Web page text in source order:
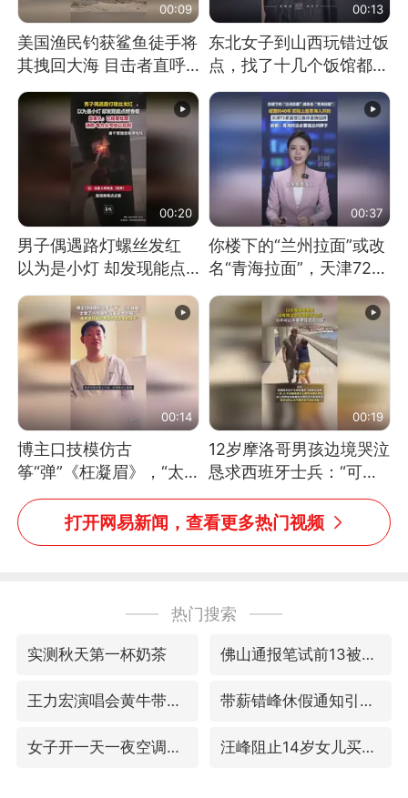
00:09
美国渔民钓获鲨鱼徒手将
其拽回大海 目击者直呼
震惊 （视频来源：参考
消息）
00:13
东北女子到山西玩错过饭
点，找了十几个饭馆都没
开门：午休到几点
00:20
男子偶遇路灯螺丝发红
以为是小灯 却发现能点
燃香烟 当事人：已报警
处理
00:37
你楼下的“兰州拉面”或改
名“青海拉面”，天津72家
面馆已集体更换招牌
00:14
博主口技模仿古
筝“弹”《枉凝眉》，“太
像了～你是吃古筝长大的
吗？”“或将成为首位考级
不带古筝的选手。”（来
00:19
12岁摩洛哥男孩边境哭泣
恳求西班牙士兵：“可不
可以不要把我遣返回国”
打开网易新闻，查看更多热门视频
热门搜索
实测秋天第一杯奶茶 佛山通报笔试前13被淘汰后5名进体检
王力宏演唱会黄牛带观众藏匿被查获 带薪错峰休假通知引争议 河南回应
女子开一天一夜空调后二氧化碳中毒 汪峰阻止14岁女儿买大牌